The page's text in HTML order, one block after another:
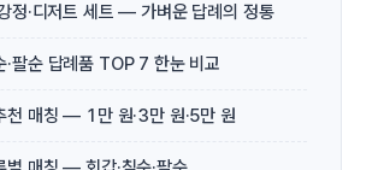
정·디저트 세트 — 가벼운 답례의 정통
·팔순 답례품 TOP 7 한눈 비교
천 매칭 — 1만 원·3만 원·5만 원